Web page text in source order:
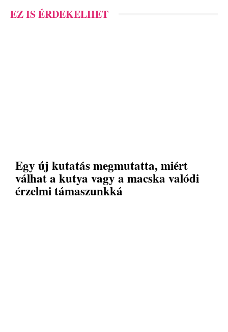
EZ IS ÉRDEKELHET
Egy új kutatás megmutatta, miért
válhat a kutya vagy a macska valódi
érzelmi támaszunkká